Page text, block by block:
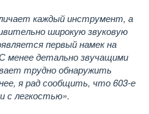
каждый инструмент, а
широкую звуковую
первый намек на
детально звучащими
трудно обнаружить
я рад сообщить, что 603-е
с легкостью».